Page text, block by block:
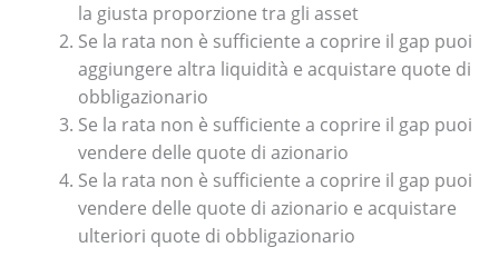
la giusta proporzione tra gli asset
Se la rata non è sufficiente a coprire il gap puoi
aggiungere altra liquidità e acquistare quote di
obbligazionario
Se la rata non è sufficiente a coprire il gap puoi
vendere delle quote di azionario
Se la rata non è sufficiente a coprire il gap puoi
vendere delle quote di azionario e acquistare
ulteriori quote di obbligazionario